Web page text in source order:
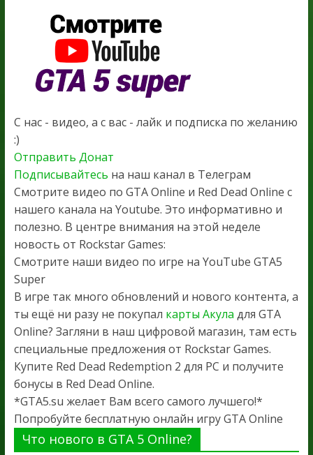
С нас - видео, а с вас - лайк и подписка по желанию
:)
Отправить Донат
Подписывайтесь на наш канал в Телеграм
Смотрите видео по GTA Online и Red Dead Online с
нашего канала на Youtube. Это информативно и
полезно. В центре внимания на этой неделе
новость от Rockstar Games:
Смотрите наши видео по игре на YouTube GTA5
Super
В игре так много обновлений и нового контента, а
ты ещё ни разу не покупал карты Акула для GTA
Online? Загляни в наш цифровой магазин, там есть
специальные предложения от Rockstar Games.
Купите Red Dead Redemption 2 для PC и получите
бонусы в Red Dead Online.
*GTA5.su желает Вам всего самого лучшего!*
Попробуйте бесплатную онлайн игру GTA Online
Что нового в GTA 5 Online?